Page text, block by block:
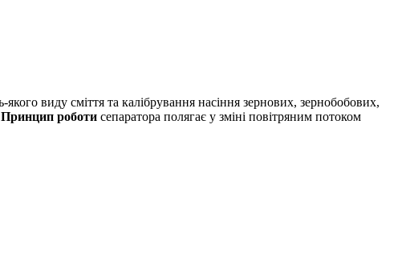
виду сміття та калібрування насіння зернових, зернобобових,
Принцип роботи сепаратора полягає у зміні повітряним потоком